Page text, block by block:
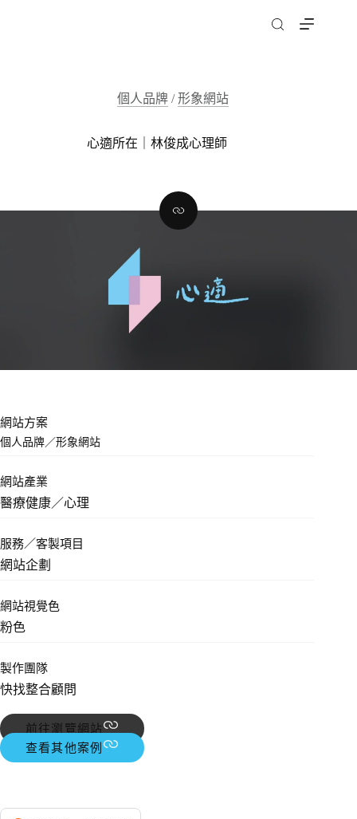
個人品牌 /形象網站
心適所在｜林俊成心理師
網站方案
個人品牌／形象網站
網站產業
醫療健康／心理
服務／客製項目
網站企劃
網站視覺色
粉色
製作團隊
快找整合顧問
前往瀏覽網站
查看其他案例